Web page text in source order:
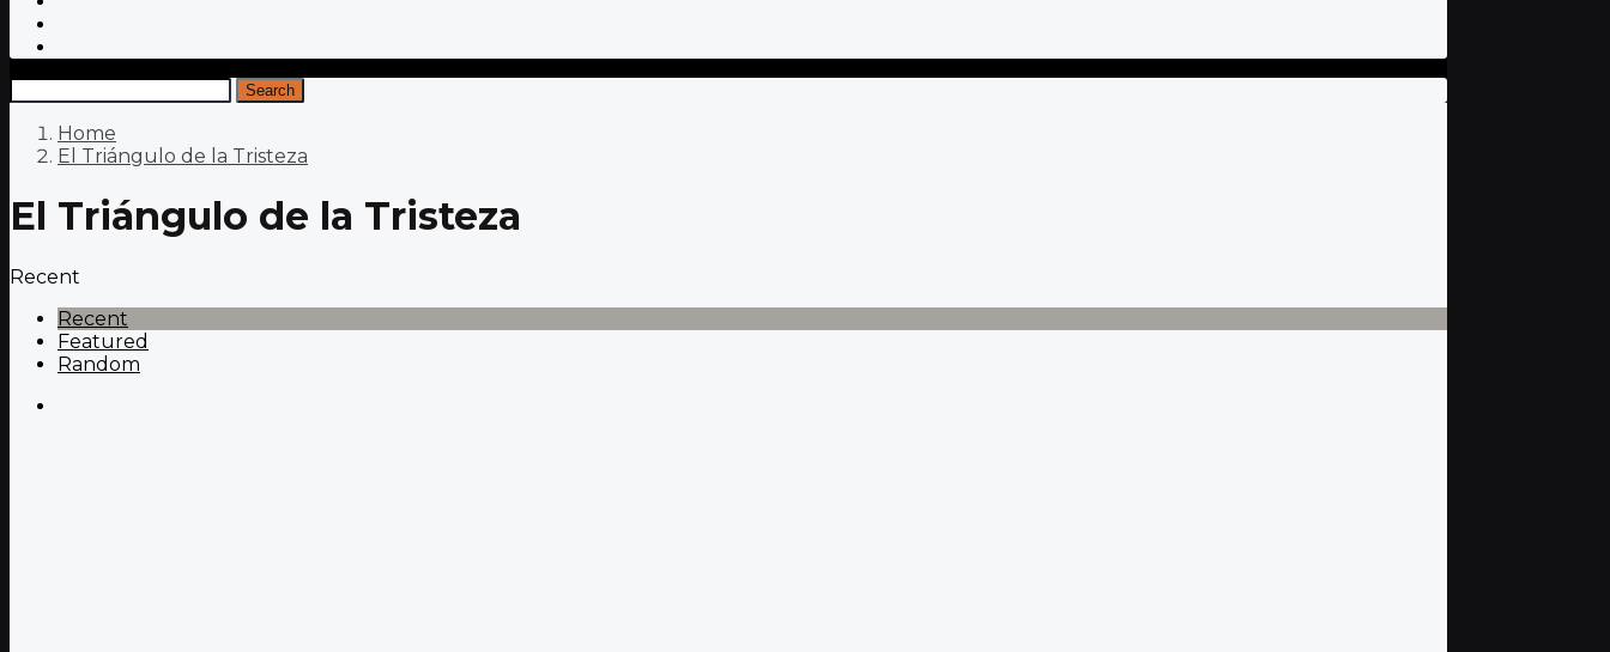
Search
Home
El Triángulo de la Tristeza
El Triángulo de la Tristeza
Recent
Recent
Featured
Random